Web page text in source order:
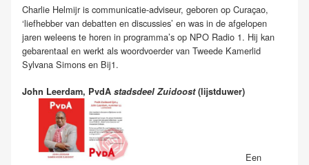
Charlie Helmijr is communicatie-adviseur, geboren op Curaçao,
‘liefhebber van debatten en discussies’ en was in de afgelopen
jaren weleens te horen in programma’s op NPO Radio 1. Hij kan
gebarentaal en werkt als woordvoerder van Tweede Kamerlid
Sylvana Simons en Bij1.
John Leerdam, PvdA stadsdeel Zuidoost(lijstduwer)
Een